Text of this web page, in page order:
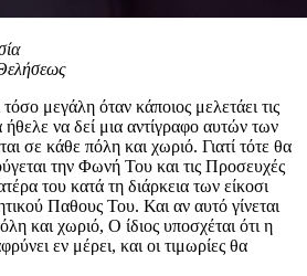
μεγάλη όταν κάποιος μελετάει τις
να δεί μια αντίγραφο αυτών των
σε κάθε πόλη και χωριό. Γιατί τότε θα
την Φωνή Του και τις Προσευχές
του κατά τη διάρκεια των είκοσι
Παθους Του. Και αν αυτό γίνεται
και χωριό, Ο ίδιος υποσχέται ότι η
εν μέρει, και οι τιμωρίες θα